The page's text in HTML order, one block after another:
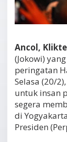
Ancol,
(Jokowi)
peringatan
Selasa (20/
untuk insan
segera
di
Presiden